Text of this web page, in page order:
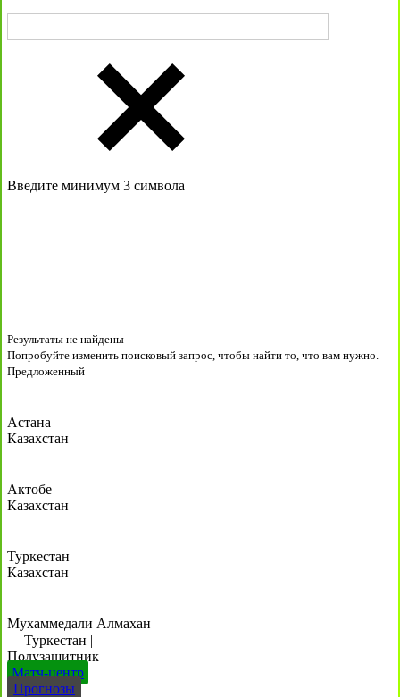
Введите минимум 3 символа
Результаты не найдены
Попробуйте изменить поисковый запрос, чтобы найти то, что вам нужно.
Предложенный
Астана
Казахстан
Актобе
Казахстан
Туркестан
Казахстан
Мухаммедали Алмахан
Туркестан |
Полузащитник
Матч-центр
Прогнозы